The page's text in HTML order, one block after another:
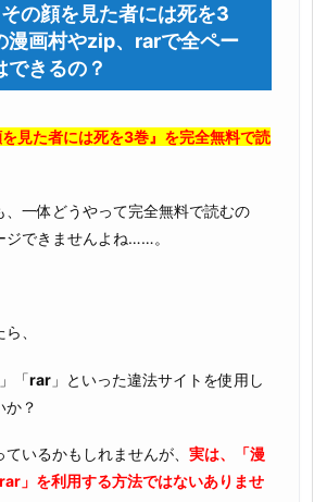
その顔を見た者には死を3
漫画村やzip、rarで全ペー
できるの？
見た者には死を3巻』を完全無料で読
、一体どうやって完全無料で読むの
ジできませんよね……。
、
」「rar 」といった違法サイトを使用し
か？
いるかもしれませんが、 実は、「漫
」を利用する方法ではないありませ